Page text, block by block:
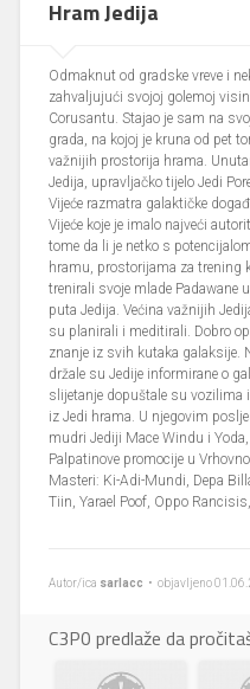
Hram Jedija
Odmaknut od gradske vreve i
zahvaljujući svojoj golemoj
Corusantu. Stajao je sam na
grada, na kojoj je kruna od pet
važnijih prostorija hrama.
Jedija, upravljačko tijelo Jedi
Vijeće razmatra galaktičke
Vijeće koje je imalo najveći
tome da li je netko s
hramu, prostorijama za trening
trenirali svoje mlade Padawane
puta Jedija. Većina važnijih
su planirali i meditirali. Dobro
znanje iz svih kutaka galaksije.
držale su Jedije informirane o
slijetanje dopuštale su vozilima
iz Jedi hrama. U njegovim
mudri Jediji Mace Windu i
Palpatinove promocije u
Masteri: Ki-Adi-Mundi, Depa
Tiin, Yarael Poof, Oppo
Autor/ica sarlacc • objavljeno
C3P0 predlaže da